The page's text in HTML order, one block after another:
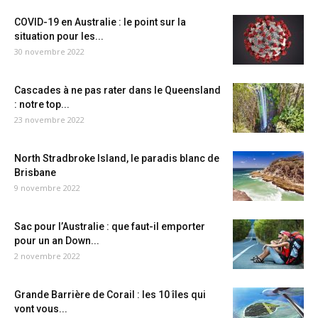
COVID-19 en Australie : le point sur la
situation pour les...
30 novembre 2022
Cascades à ne pas rater dans le Queensland
: notre top...
23 novembre 2022
North Stradbroke Island, le paradis blanc de
Brisbane
9 novembre 2022
Sac pour l’Australie : que faut-il emporter
pour un an Down...
2 novembre 2022
Grande Barrière de Corail : les 10 îles qui
vont vous...